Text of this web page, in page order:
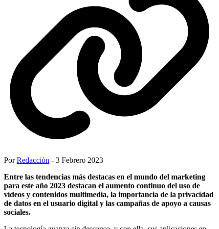
PorRedacción - 3 Febrero 2023
Entre las tendencias más destacas en el mundo del marketing
para este año 2023 destacan el aumento continuo del uso de
vídeos y contenidos multimedia, la importancia de la privacidad
de datos en el usuario digital y las campañas de apoyo a causas
sociales.